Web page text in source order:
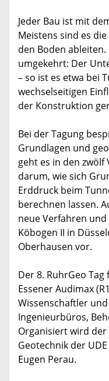
Jeder Bau ist mit
Meistens sind es
den Boden
umgekehrt: Der
– so ist es etwa bei
wechselseitigen
der Konstruktion
Bei der Tagung
Grundlagen und
geht es in den
darum, wie sich
Erddruck beim
berechnen lassen.
neue Verfahren
Köbogen II in
Oberhausen vor.
Der 8. RuhrGeo
Essener Audimax
Wissenschaftler
Ingenieurbüros,
Organisiert wird
Geotechnik der
Eugen Perau.